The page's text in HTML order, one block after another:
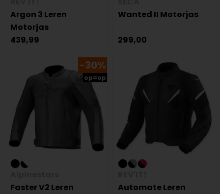
Argon 3 Leren
Motorjas
439,99
Wanted II Motorjas
299,00
-30%
op=op
Faster V2 Leren
Automate Leren